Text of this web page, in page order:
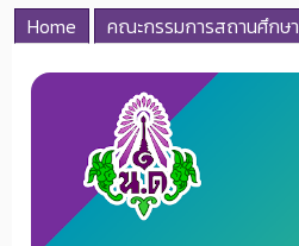
Home คณะกรรมการสถานศึกษา